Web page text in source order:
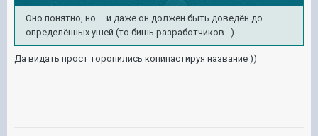
Оно понятно, но ... и даже он должен быть доведён до
определённых ушей (то бишь разработчиков ..)
Да видать прост торопились копипастируя название ))